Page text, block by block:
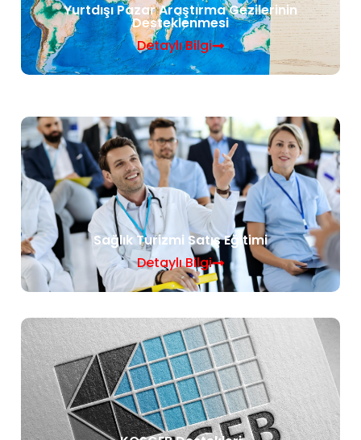
Yurtdışı Pazar Araştırma Gezilerinin
Desteklenmesi
Detaylı Bilgi
Sağlık Turizmi Satış Eğitimi
Detaylı Bilgi